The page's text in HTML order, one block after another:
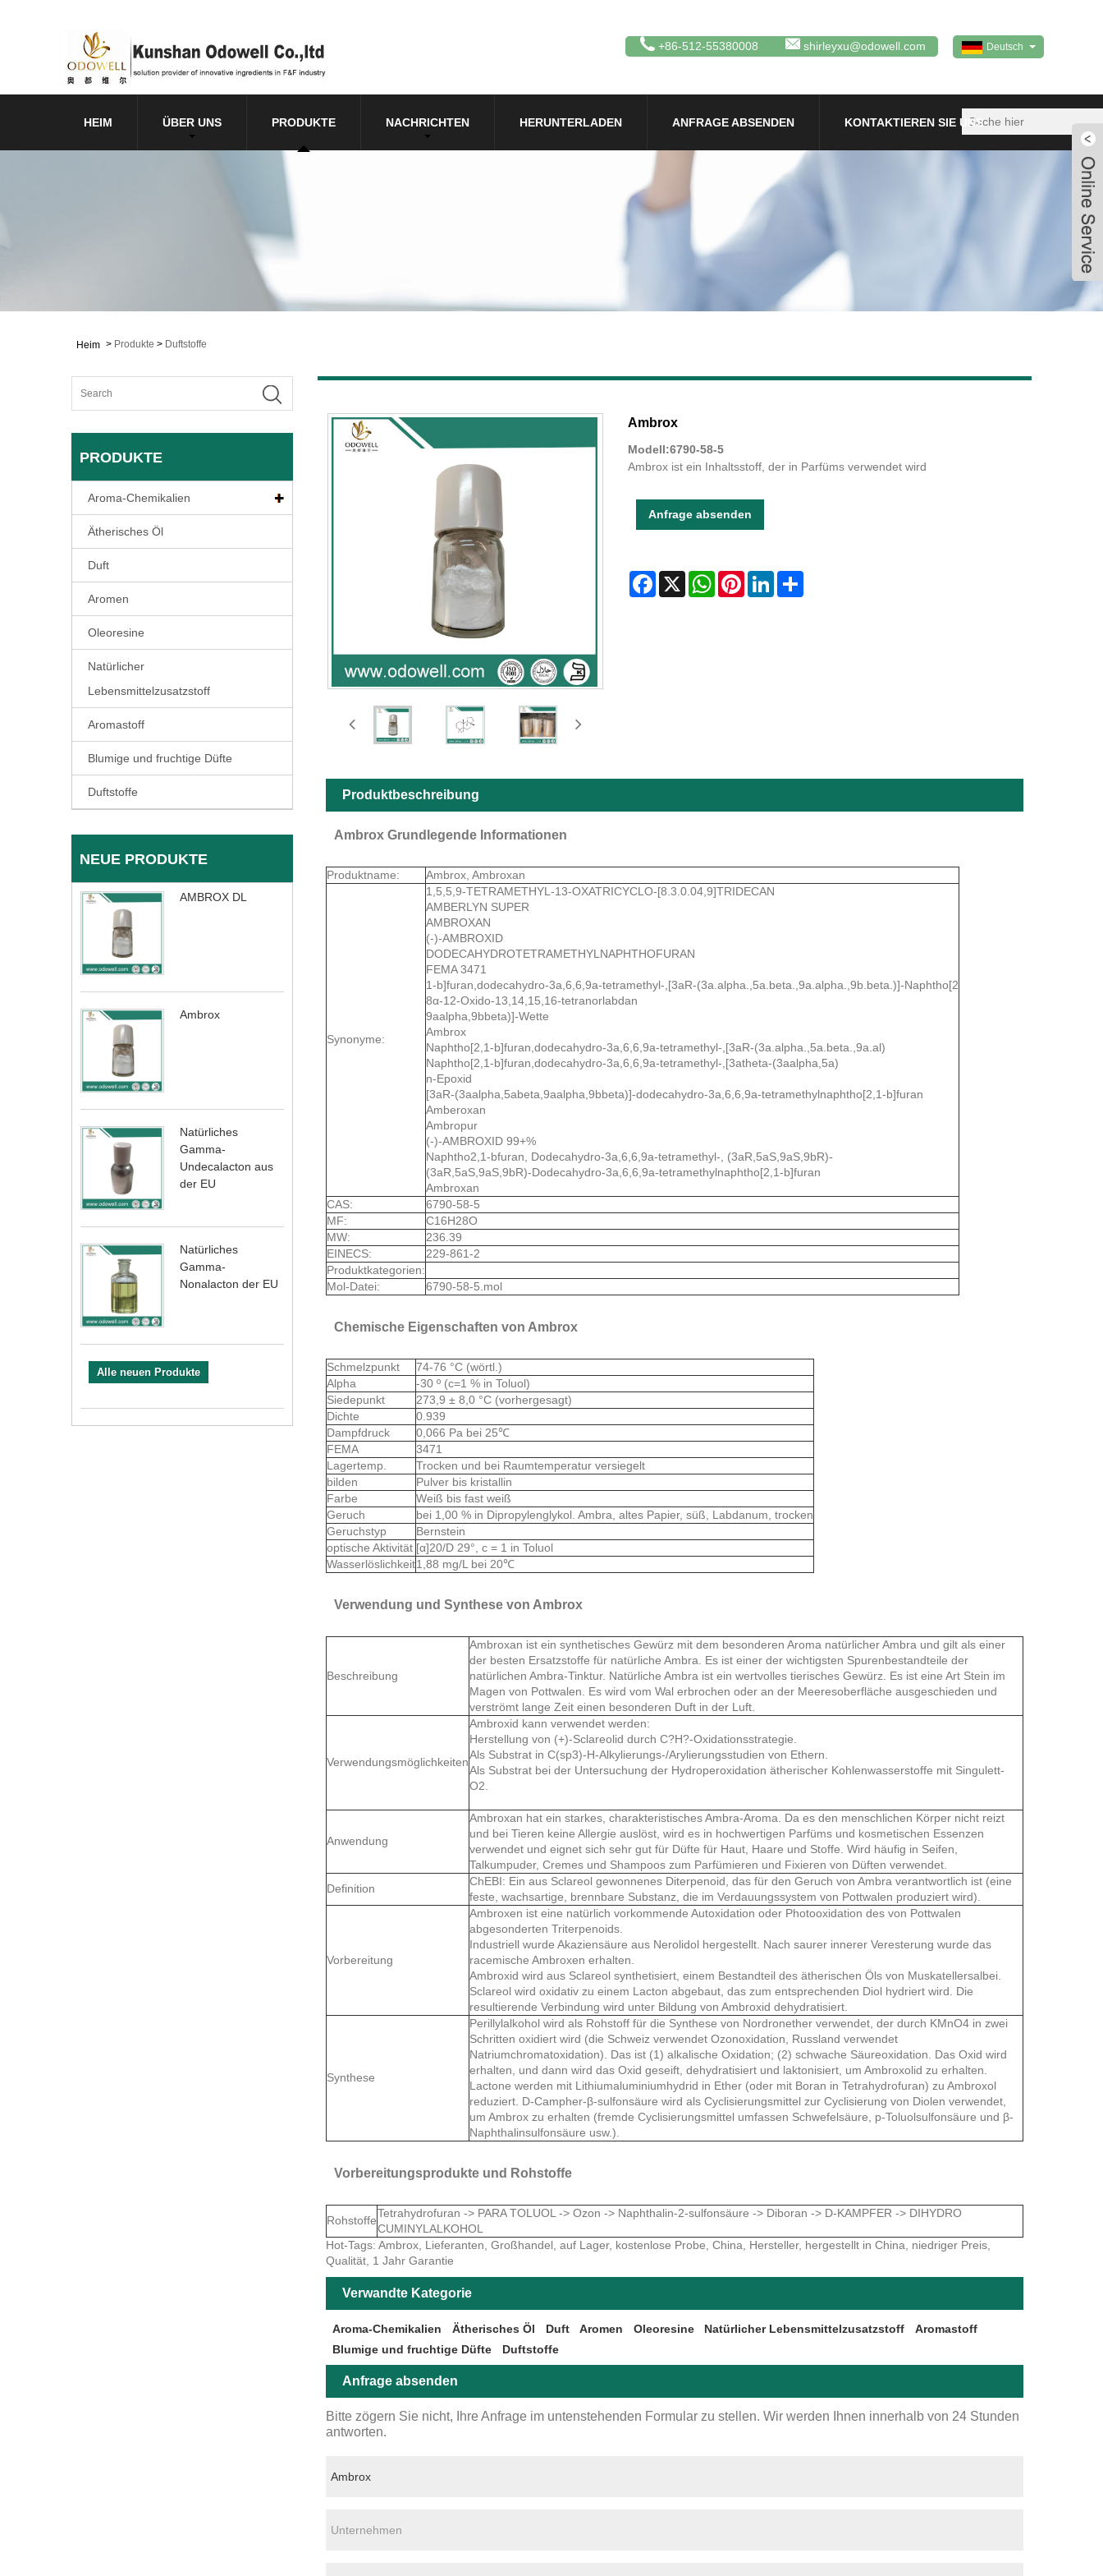
Deutsch
+86-512-55380008 shirleyxu@odowell.com
HEIM ÜBER UNS PRODUKTE NACHRICHTEN HERUNTERLADEN ANFRAGE ABSENDEN KONTAKTIEREN SIE UNS
Heim > Produkte > Duftstoffe
PRODUKTE
Aroma-Chemikalien
Ätherisches Öl
Duft
Aromen
Oleoresine
Natürlicher
Lebensmittelzusatzstoff
Aromastoff
Blumige und fruchtige Düfte
Duftstoffe
NEUE PRODUKTE
AMBROX DL
Ambrox
Natürliches
Gamma-
Undecalacton aus
der EU
Natürliches
Gamma-
Nonalacton der EU
Alle neuen Produkte
Ambrox
Modell:6790-58-5
Ambrox ist ein Inhaltsstoff, der in Parfüms verwendet wird
Anfrage absenden
Facebook
X WhatsAppPinterestLinkedInShare
Produktbeschreibung
Ambrox Grundlegende Informationen
Produktname: Ambrox, Ambroxan
Synonyme:
1,5,5,9-TETRAMETHYL-13-OXATRICYCLO-[8.3.0.04,9]TRIDECAN
AMBERLYN SUPER
AMBROXAN
(-)-AMBROXID
DODECAHYDROTETRAMETHYLNAPHTHOFURAN
FEMA 3471
1-b]furan,dodecahydro-3a,6,6,9a-tetramethyl-,[3aR-(3a.alpha.,5a.beta.,9a.alpha.,9b.beta.)]-Naphtho[2
8α-12-Oxido-13,14,15,16-tetranorlabdan
9aalpha,9bbeta)]-Wette
Ambrox
Naphtho[2,1-b]furan,dodecahydro-3a,6,6,9a-tetramethyl-,[3aR-(3a.alpha.,5a.beta.,9a.al)
Naphtho[2,1-b]furan,dodecahydro-3a,6,6,9a-tetramethyl-,[3atheta-(3aalpha,5a)
n-Epoxid
[3aR-(3aalpha,5abeta,9aalpha,9bbeta)]-dodecahydro-3a,6,6,9a-tetramethylnaphtho[2,1-b]furan
Amberoxan
Ambropur
(-)-AMBROXID 99+%
Naphtho2,1-bfuran, Dodecahydro-3a,6,6,9a-tetramethyl-, (3aR,5aS,9aS,9bR)-
(3aR,5aS,9aS,9bR)-Dodecahydro-3a,6,6,9a-tetramethylnaphtho[2,1-b]furan
Ambroxan
CAS:
6790-58-5
MF:
C16H28O
MW:
236.39
EINECS:
229-861-2
Produktkategorien:
Mol-Datei:
6790-58-5.mol
Chemische Eigenschaften von Ambrox
Schmelzpunkt
74-76 °C (wörtl.)
Alpha
-30 º (c=1 % in Toluol)
Siedepunkt
273,9 ± 8,0 °C (vorhergesagt)
Dichte
0.939
Dampfdruck
0,066 Pa bei 25℃
FEMA
3471
Lagertemp.
Trocken und bei Raumtemperatur versiegelt
bilden
Pulver bis kristallin
Farbe
Weiß bis fast weiß
Geruch
bei 1,00 % in Dipropylenglykol. Ambra, altes Papier, süß, Labdanum, trocken
Geruchstyp
Bernstein
optische Aktivität [α]20/D 29°, c = 1 in Toluol
Wasserlöslichkeit1,88 mg/L bei 20℃
Verwendung und Synthese von Ambrox
Beschreibung
Ambroxan ist ein synthetisches Gewürz mit dem besonderen Aroma natürlicher Ambra und gilt als einer
der besten Ersatzstoffe für natürliche Ambra. Es ist einer der wichtigsten Spurenbestandteile der
natürlichen Ambra-Tinktur. Natürliche Ambra ist ein wertvolles tierisches Gewürz. Es ist eine Art Stein im
Magen von Pottwalen. Es wird vom Wal erbrochen oder an der Meeresoberfläche ausgeschieden und
verströmt lange Zeit einen besonderen Duft in der Luft.
Verwendungsmöglichkeiten
Ambroxid kann verwendet werden:
Herstellung von (+)-Sclareolid durch C?H?-Oxidationsstrategie.
Als Substrat in C(sp3)-H-Alkylierungs-/Arylierungsstudien von Ethern.
Als Substrat bei der Untersuchung der Hydroperoxidation ätherischer Kohlenwasserstoffe mit Singulett-
O2.
Anwendung
Ambroxan hat ein starkes, charakteristisches Ambra-Aroma. Da es den menschlichen Körper nicht reizt
und bei Tieren keine Allergie auslöst, wird es in hochwertigen Parfüms und kosmetischen Essenzen
verwendet und eignet sich sehr gut für Düfte für Haut, Haare und Stoffe. Wird häufig in Seifen,
Talkumpuder, Cremes und Shampoos zum Parfümieren und Fixieren von Düften verwendet.
Definition
ChEBI: Ein aus Sclareol gewonnenes Diterpenoid, das für den Geruch von Ambra verantwortlich ist (eine
feste, wachsartige, brennbare Substanz, die im Verdauungssystem von Pottwalen produziert wird).
Vorbereitung
Ambroxen ist eine natürlich vorkommende Autoxidation oder Photooxidation des von Pottwalen
abgesonderten Triterpenoids.
Industriell wurde Akaziensäure aus Nerolidol hergestellt. Nach saurer innerer Veresterung wurde das
racemische Ambroxen erhalten.
Ambroxid wird aus Sclareol synthetisiert, einem Bestandteil des ätherischen Öls von Muskatellersalbei.
Sclareol wird oxidativ zu einem Lacton abgebaut, das zum entsprechenden Diol hydriert wird. Die
resultierende Verbindung wird unter Bildung von Ambroxid dehydratisiert.
Synthese
Perillylalkohol wird als Rohstoff für die Synthese von Nordronether verwendet, der durch KMnO4 in zwei
Schritten oxidiert wird (die Schweiz verwendet Ozonoxidation, Russland verwendet
Natriumchromatoxidation). Das ist (1) alkalische Oxidation; (2) schwache Säureoxidation. Das Oxid wird
erhalten, und dann wird das Oxid geseift, dehydratisiert und laktonisiert, um Ambroxolid zu erhalten.
Lactone werden mit Lithiumaluminiumhydrid in Ether (oder mit Boran in Tetrahydrofuran) zu Ambroxol
reduziert. D-Campher-β-sulfonsäure wird als Cyclisierungsmittel zur Cyclisierung von Diolen verwendet,
um Ambrox zu erhalten (fremde Cyclisierungsmittel umfassen Schwefelsäure, p-Toluolsulfonsäure und β-
Naphthalinsulfonsäure usw.).
Vorbereitungsprodukte und Rohstoffe
Rohstoffe
Tetrahydrofuran -> PARA TOLUOL -> Ozon -> Naphthalin-2-sulfonsäure -> Diboran -> D-KAMPFER -> DIHYDRO
CUMINYLALKOHOL
Hot-Tags: Ambrox, Lieferanten, Großhandel, auf Lager, kostenlose Probe, China, Hersteller, hergestellt in China, niedriger Preis,
Qualität, 1 Jahr Garantie
Verwandte Kategorie
Aroma-Chemikalien Ätherisches Öl Duft Aromen Oleoresine Natürlicher Lebensmittelzusatzstoff
Aromastoff
Blumige und fruchtige Düfte
Duftstoffe
Anfrage absenden
Bitte zögern Sie nicht, Ihre Anfrage im untenstehenden Formular zu stellen. Wir werden Ihnen innerhalb von 24 Stunden
antworten.